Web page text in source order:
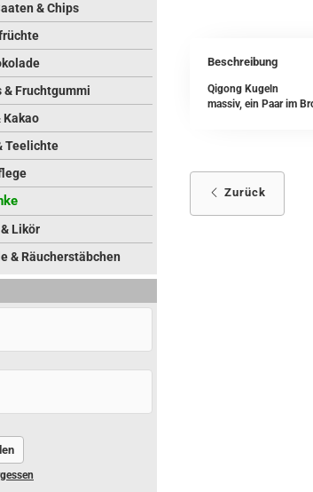
Beschreibung
Qigong Kugeln
massiv, ein Paar im
Zurück
& Chips
& Fruchtgummi
Kakao
Teelichte
Likör
& Räucherstäbchen